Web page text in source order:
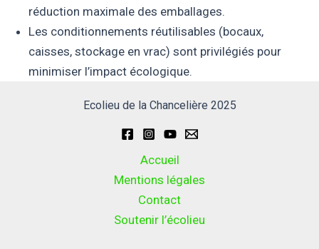
réduction maximale des emballages.
Les conditionnements réutilisables (bocaux,
caisses, stockage en vrac) sont privilégiés pour
minimiser l’impact écologique.
Ecolieu de la Chancelière 2025
Accueil
Mentions légales
Contact
Soutenir l’écolieu